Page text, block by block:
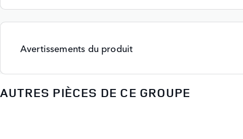
Avertissements du produit
AUTRES PIÈCES DE CE GROUPE